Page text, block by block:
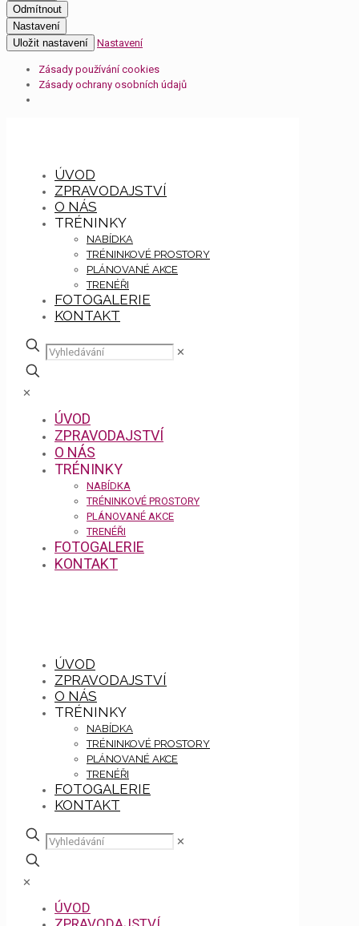
Odmítnout
Nastavení
Uložit nastavení
Nastavení
Zásady používání cookies
Zásady ochrany osobních údajů
ÚVOD
ZPRAVODAJSTVÍ
O NÁS
TRÉNINKY
NABÍDKA
TRÉNINKOVÉ PROSTORY
PLÁNOVANÉ AKCE
TRENÉŘI
FOTOGALERIE
KONTAKT
✕
✕
ÚVOD
ZPRAVODAJSTVÍ
O NÁS
TRÉNINKY
NABÍDKA
TRÉNINKOVÉ PROSTORY
PLÁNOVANÉ AKCE
TRENÉŘI
FOTOGALERIE
KONTAKT
ÚVOD
ZPRAVODAJSTVÍ
O NÁS
TRÉNINKY
NABÍDKA
TRÉNINKOVÉ PROSTORY
PLÁNOVANÉ AKCE
TRENÉŘI
FOTOGALERIE
KONTAKT
✕
✕
ÚVOD